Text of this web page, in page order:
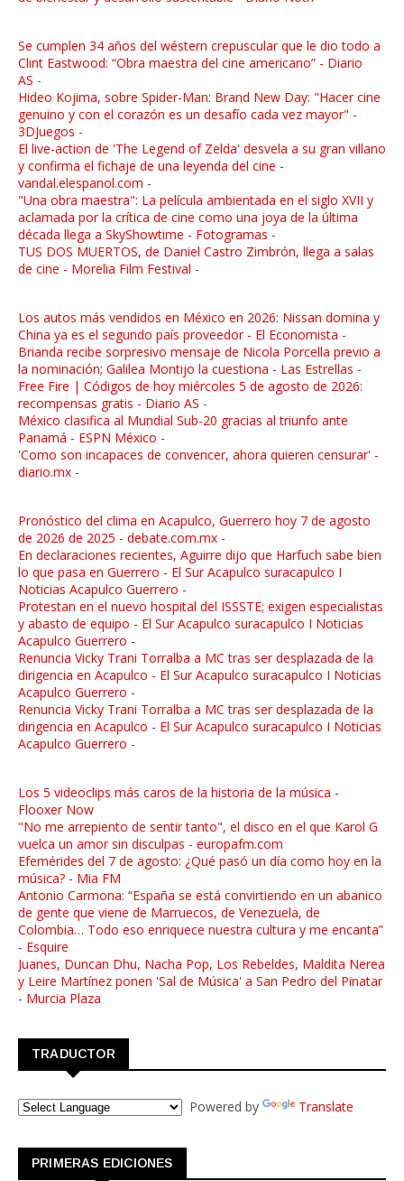
Se cumplen 34 años del wéstern crepuscular que le dio todo a
Clint Eastwood: “Obra maestra del cine americano” - Diario
AS -
Hideo Kojima, sobre Spider-Man: Brand New Day: "Hacer cine
genuino y con el corazón es un desafío cada vez mayor" -
3DJuegos -
El live-action de 'The Legend of Zelda' desvela a su gran villano
y confirma el fichaje de una leyenda del cine -
vandal.elespanol.com -
"Una obra maestra": La película ambientada en el siglo XVII y
aclamada por la crítica de cine como una joya de la última
década llega a SkyShowtime - Fotogramas -
TUS DOS MUERTOS, de Daniel Castro Zimbrón, llega a salas
de cine - Morelia Film Festival -
Los autos más vendidos en México en 2026: Nissan domina y
China ya es el segundo país proveedor - El Economista -
Brianda recibe sorpresivo mensaje de Nicola Porcella previo a
la nominación; Galilea Montijo la cuestiona - Las Estrellas -
Free Fire | Códigos de hoy miércoles 5 de agosto de 2026:
recompensas gratis - Diario AS -
México clasifica al Mundial Sub-20 gracias al triunfo ante
Panamá - ESPN México -
'Como son incapaces de convencer, ahora quieren censurar' -
diario.mx -
Pronóstico del clima en Acapulco, Guerrero hoy 7 de agosto
de 2026 de 2025 - debate.com.mx -
En declaraciones recientes, Aguirre dijo que Harfuch sabe bien
lo que pasa en Guerrero - El Sur Acapulco suracapulco I
Noticias Acapulco Guerrero -
Protestan en el nuevo hospital del ISSSTE; exigen especialistas
y abasto de equipo - El Sur Acapulco suracapulco I Noticias
Acapulco Guerrero -
Renuncia Vicky Trani Torralba a MC tras ser desplazada de la
dirigencia en Acapulco - El Sur Acapulco suracapulco I Noticias
Acapulco Guerrero -
Renuncia Vicky Trani Torralba a MC tras ser desplazada de la
dirigencia en Acapulco - El Sur Acapulco suracapulco I Noticias
Acapulco Guerrero -
Los 5 videoclips más caros de la historia de la música -
Flooxer Now
"No me arrepiento de sentir tanto", el disco en el que Karol G
vuelca un amor sin disculpas - europafm.com
Efemérides del 7 de agosto: ¿Qué pasó un día como hoy en la
música? - Mia FM
Antonio Carmona: “España se está convirtiendo en un abanico
de gente que viene de Marruecos, de Venezuela, de
Colombia… Todo eso enriquece nuestra cultura y me encanta”
- Esquire
Juanes, Duncan Dhu, Nacha Pop, Los Rebeldes, Maldita Nerea
y Leire Martínez ponen 'Sal de Música' a San Pedro del Pinatar
- Murcia Plaza
TRADUCTOR
Powered by Translate
PRIMERAS EDICIONES